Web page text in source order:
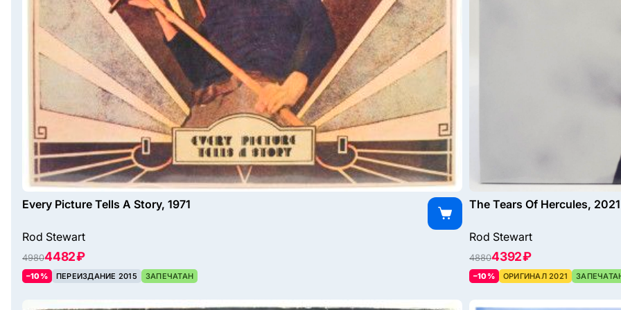
Every Picture Tells A Story, 1971
Rod Stewart
49804482 ₽
–10% ПЕРЕИЗДАНИЕ 2015 ЗАПЕЧАТАН
The Tears Of Hercules, 2021
Rod Stewart
48804392 ₽
–10% ОРИГИНАЛ 2021